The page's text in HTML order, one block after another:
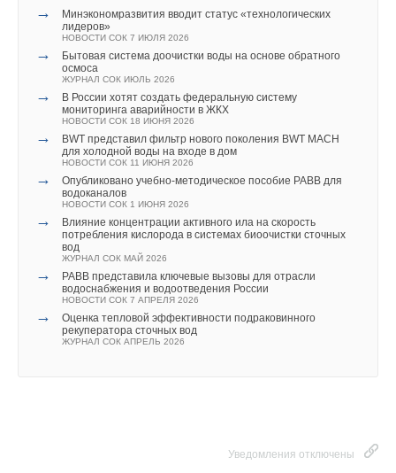
→
Минэкономразвития вводит статус «технологических
лидеров»
НОВОСТИ СОК 7 ИЮЛЯ 2026
→
Бытовая система доочистки воды на основе обратного
осмоса
ЖУРНАЛ СОК ИЮЛЬ 2026
→
В России хотят создать федеральную систему
мониторинга аварийности в ЖКХ
НОВОСТИ СОК 18 ИЮНЯ 2026
→
BWT представил фильтр нового поколения BWT MACH
для холодной воды на входе в дом
НОВОСТИ СОК 11 ИЮНЯ 2026
→
Опубликовано учебно-методическое пособие РАВВ для
водоканалов
НОВОСТИ СОК 1 ИЮНЯ 2026
→
Влияние концентрации активного ила на скорость
потребления кислорода в системах биоочистки сточных
вод
ЖУРНАЛ СОК МАЙ 2026
→
РАВВ представила ключевые вызовы для отрасли
водоснабжения и водоотведения России
НОВОСТИ СОК 7 АПРЕЛЯ 2026
→
Оценка тепловой эффективности подраковинного
рекуператора сточных вод
ЖУРНАЛ СОК АПРЕЛЬ 2026
Уведомления отключены
В этой теме еще нет комментариев
Добавить комментарий
Ваше имя *
Ваш E-mail *
Текст комментария